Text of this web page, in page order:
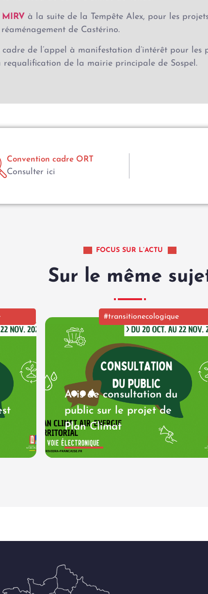
MIRV à la suite de la Tempête Alex, pour les
de Castérino.
cadre de l’appel à manifestation d’intérêt pour les
requalification de la mairie principale de Sospel.
Convention cadre ORT
Consulter ici
FOCUS SUR L’ACTU
Sur le même
#transitionecologique
Avis de consultation du
public sur le projet de
Plan Climat